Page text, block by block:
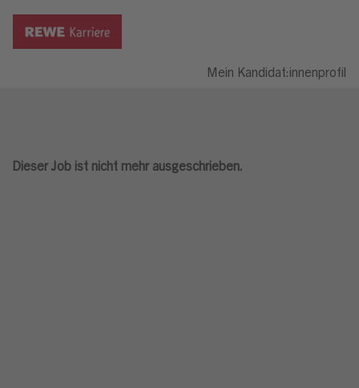
Mein Kandidat:innenprofil
Dieser Job ist nicht mehr ausgeschrieben.